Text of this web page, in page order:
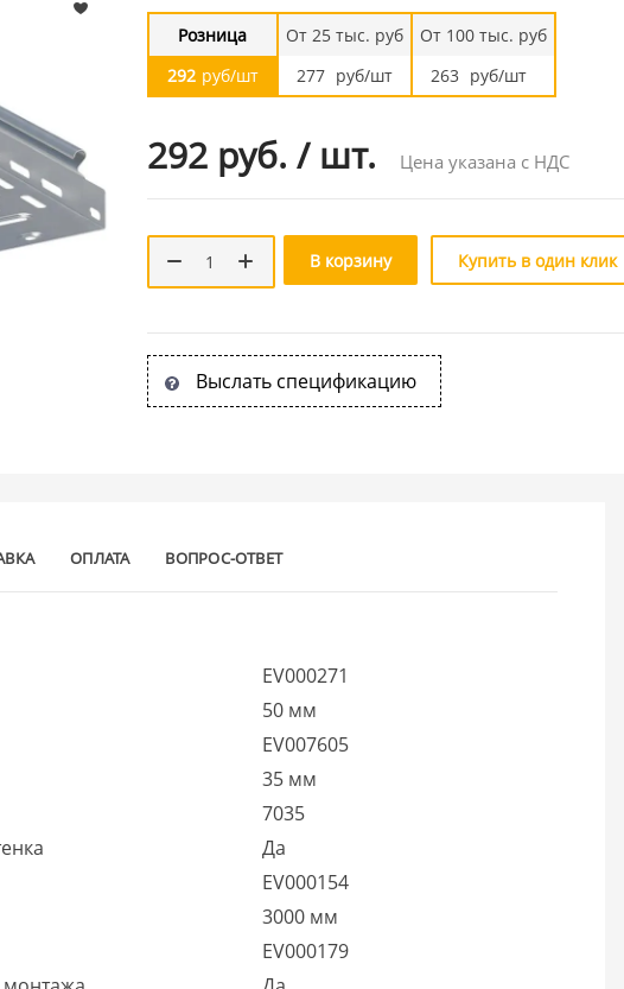
Розница
292 руб/шт
От 25 тыс. руб
277 руб/шт
От 100 тыс. руб
263 руб/шт
292 руб. / шт. Цена указана с НДС
В корзину Купить в один клик
Выслать спецификацию
ОПЛАТА ВОПРОС-ОТВЕТ
EV000271
50 мм
EV007605
35 мм
7035
Да
EV000154
3000 мм
EV000179